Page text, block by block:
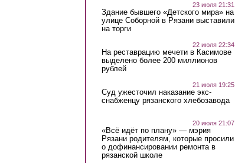
23 июля 21:31
Здание бывшего «Детского мира» на
улице Соборной в Рязани выставили
на торги
22 июля 22:34
На реставрацию мечети в Касимове
выделено более 200 миллионов
рублей
21 июля 19:25
Суд ужесточил наказание экс-
снабженцу рязанского хлебозавода
20 июля 21:07
«Всё идёт по плану» — мэрия
Рязани родителям, которые просили
о дофинансировании ремонта в
рязанской школе